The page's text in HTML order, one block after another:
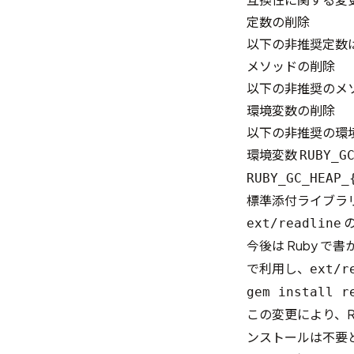
定数の削除
以下の非推奨定数
メソッドの削除
以下の非推奨のメ
環境変数の削除
以下の非推奨の環
環境変数
標準添付ライブラ
ext/readline
今後は Ruby で書
で利用し、
ext/
gem install
この変更により
ンストールは不要